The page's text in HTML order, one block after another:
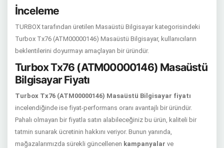
İnceleme
TURBOX tarafından üretilen Masaüstü Bilgisayar kategorisindeki
Turbox Tx76 (ATM00000146) Masaüstü Bilgisayar, kullanıcıların
beklentilerini doyurmayı amaçlayan bir üründür.
Turbox Tx76 (ATM00000146) Masaüstü
Bilgisayar Fiyatı
Turbox Tx76 (ATM00000146) Masaüstü Bilgisayar fiyatı
incelendiğinde ise fiyat-performans oranı avantajlı bir üründür.
Pahalı olmayan bir fiyatla satın alabileceğiniz bu ürün, kaliteli bir
tatmin sunarak ücretinin hakkını veriyor. Bunun yanında,
mağazalarımızda sürekli güncellenen kampanyalar ve